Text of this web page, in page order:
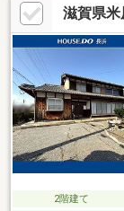
滋賀県
2階建て